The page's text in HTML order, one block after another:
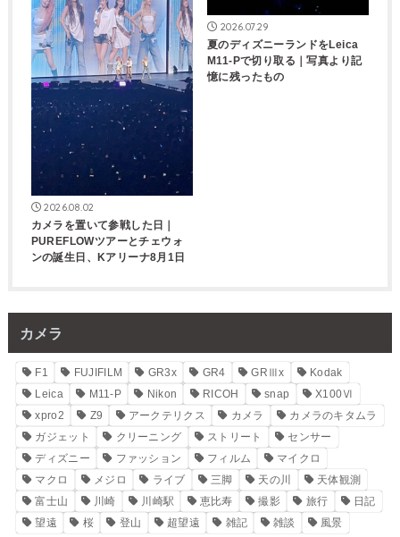
2026.08.02
カメラを置いて参戦した日｜
PUREFLOWツアーとチェウォ
ンの誕生日、Kアリーナ8月1日
2026.07.29
夏のディズニーランドをLeica
M11-Pで切り取る｜写真より記
憶に残ったもの
カメラ
F1 FUJIFILM GR3x GR4 GRⅢx
Kodak
Leica
M11-P Nikon RICOH snap
X100Ⅵ
xpro2
Z9 アークテリクス カメラ
カメラのキタムラ
ガジェット
クリーニング ストリート
センサー
ディズニー
ファッション フィルム
マイクロ
マクロ
メジロ ライブ 三脚 天の川
天体観測
富士山
川崎 川崎駅 恵比寿 撮影 旅行
日記
望遠
桜 登山 超望遠 雑記 雑談 風景